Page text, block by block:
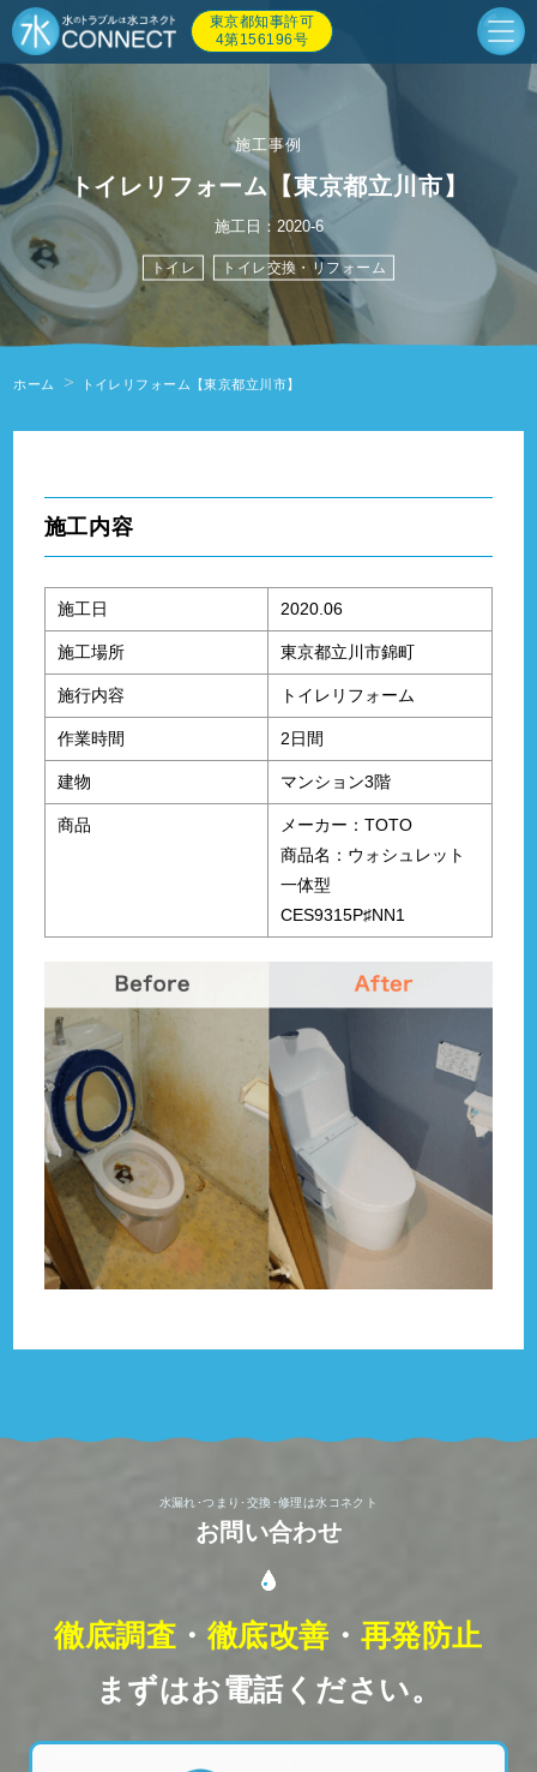
東京都知事許可
4第156196号
施工事例
トイレリフォーム【東京都立川市】
施工日：2020-6
トイレ トイレ交換・リフォーム
ホーム トイレリフォーム【東京都立川市】
施工内容
施工日 2020.06
施工場所 東京都立川市錦町
施行内容 トイレリフォーム
作業時間 2日間
建物 マンション3階
商品
メーカー：TOTO
商品名：ウォシュレット
一体型
CES9315P♯NN1
水漏れ･つまり･交換･修理は水コネクト
お問い合わせ
徹底調査 ・ 徹底改善 ・ 再発防止
まずはお電話ください。